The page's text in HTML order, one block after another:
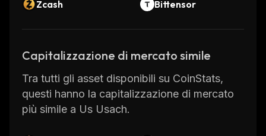
Zcash Bittensor
Capitalizzazione di mercato simile
Tra tutti gli asset disponibili su CoinStats,
questi hanno la capitalizzazione di mercato
più simile a Us Usach.